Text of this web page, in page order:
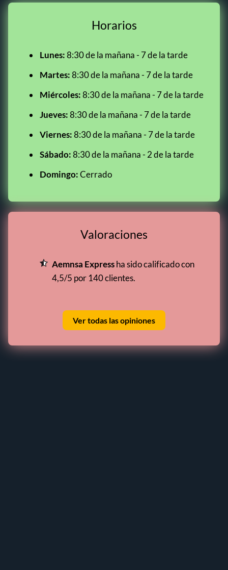
Horarios
Lunes:8:30 de la mañana - 7 de la tarde
Martes:8:30 de la mañana - 7 de la tarde
Miércoles:8:30 de la mañana - 7 de la tarde
Jueves:8:30 de la mañana - 7 de la tarde
Viernes:8:30 de la mañana - 7 de la tarde
Sábado:8:30 de la mañana - 2 de la tarde
Domingo:Cerrado
Valoraciones
Aemnsa Expressha sido calificado con
4,5/5 por 140 clientes.
Ver todas las opiniones